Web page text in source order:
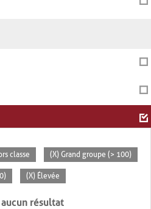
classe (X) Grand groupe (> 100)
(X) Élevée
résultat